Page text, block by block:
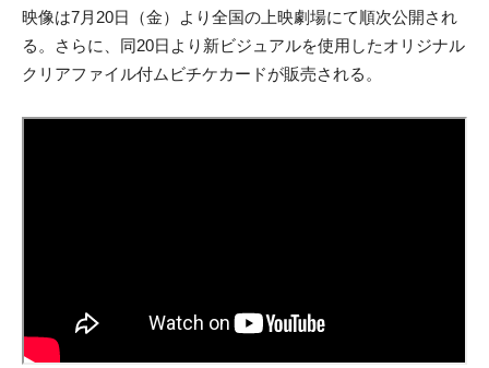
映像は7月20日（金）より全国の上映劇場にて順次公開され
る。さらに、同20日より新ビジュアルを使用したオリジナル
クリアファイル付ムビチケカードが販売される。